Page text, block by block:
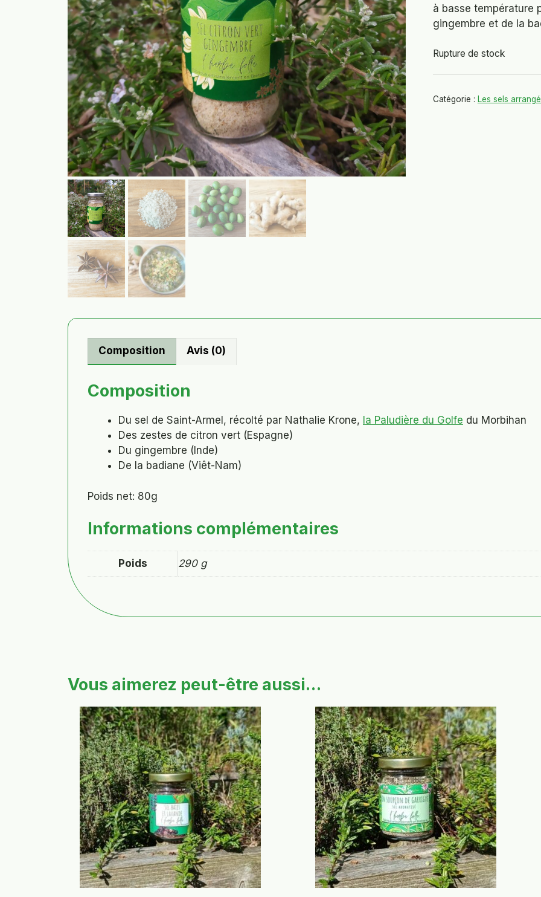
à basse température
gingembre et de la
Rupture de stock
Catégorie : Les sels
Composition Avis (0)
Composition
Du sel de Saint-Armel, récolté par Nathalie Krone, la Paludière du Golfe du Morbihan
Des zestes de citron vert (Espagne)
Du gingembre (Inde)
De la badiane (Viêt-Nam)
Poids net: 80g
Informations complémentaires
Poids 290 g
Vous aimerez peut-être aussi…
Ce
produit
plusieurs
variations.
Les
options
peuvent
être
choisies
sur